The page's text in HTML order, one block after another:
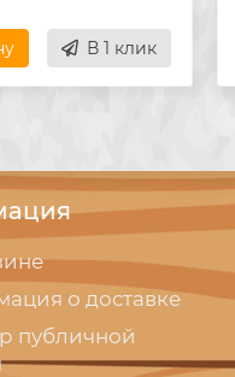
В 1 клик
о доставке
публичной